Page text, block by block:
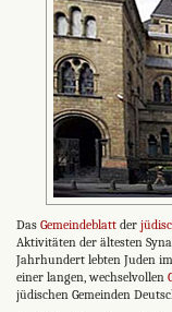
Das Gemeindeblatt der
Aktivitäten der ältesten
Jahrhundert lebten Juden
einer langen, wechselvollen
jüdischen Gemeinden